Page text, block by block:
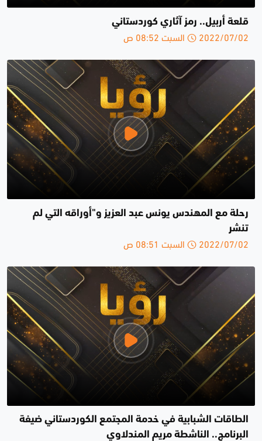
قلعة أربيل.. رمز آثاري كوردستاني
2022/07/02 السبت 08:52 ص
رحلة مع المهندس يونس عبد العزيز و"أوراقه التي لم
تنشر
2022/07/02 السبت 08:51 ص
الطاقات الشبابية في خدمة المجتمع الكوردستاني ضيفة
البرنامج.. الناشطة مريم المندلاوي